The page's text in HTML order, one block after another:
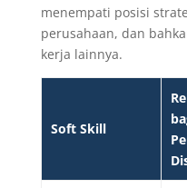
menempati posisi
perusahaan, dan
kerja lainnya.
Soft Skill